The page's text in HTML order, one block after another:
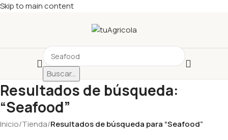
Skip to main content
Buscar...
Resultados de búsqueda:
“Seafood”
Inicio/Tienda/Resultados de búsqueda para “Seafood”